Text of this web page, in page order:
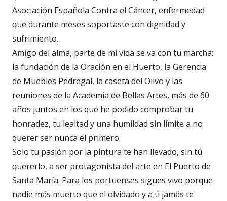
Asociación Española Contra el Cáncer, enfermedad
que durante meses soportaste con dignidad y
sufrimiento.
Amigo del alma, parte de mi vida se va con tu marcha:
la fundación de la Oración en el Huerto, la Gerencia
de Muebles Pedregal, la caseta del Olivo y las
reuniones de la Academia de Bellas Artes, más de 60
años juntos en los que he podido comprobar tu
honradez, tu lealtad y una humildad sin límite a no
querer ser nunca el primero.
Solo tu pasión por la pintura te han llevado, sin tú
quererlo, a ser protagonista del arte en El Puerto de
Santa María. Para los portuenses sigues vivo porque
nadie más muerto que el olvidado y a ti jamás te